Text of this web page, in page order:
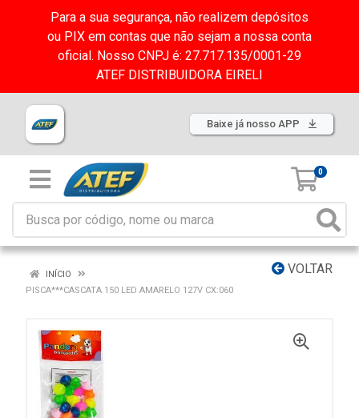
Para a sua segurança, não realizem depósitos
ou PIX em contas que não sejam a nossa conta
oficial. Nosso CNPJ é: 27.717.135/0001-29
ATEF DISTRIBUIDORA EIRELI
Baixe já nosso APP
0
VOLTAR
INÍCIO
PISCA***CASCATA 150 LED AMARELO 127V CX:060